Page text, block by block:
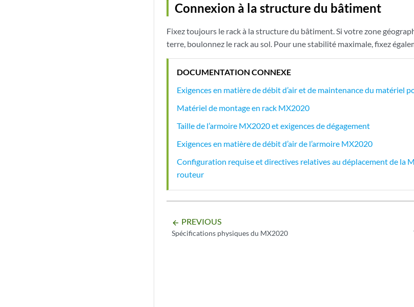
Connexion à la structure du bâtiment
Fixez toujours le rack à la structure du bâtiment. Si votre zone
terre, boulonnez le rack au sol. Pour une stabilité maximale, fixez
DOCUMENTATION CONNEXE
Exigences en matière de débit d’air et de maintenance du matériel
Matériel de montage en rack MX2020
Taille de l’armoire MX2020 et exigences de dégagement
Exigences en matière de débit d’air de l’armoire MX2020
Configuration requise et directives relatives au déplacement de la
routeur
arrow_backward PREVIOUS
Spécifications physiques du MX2020